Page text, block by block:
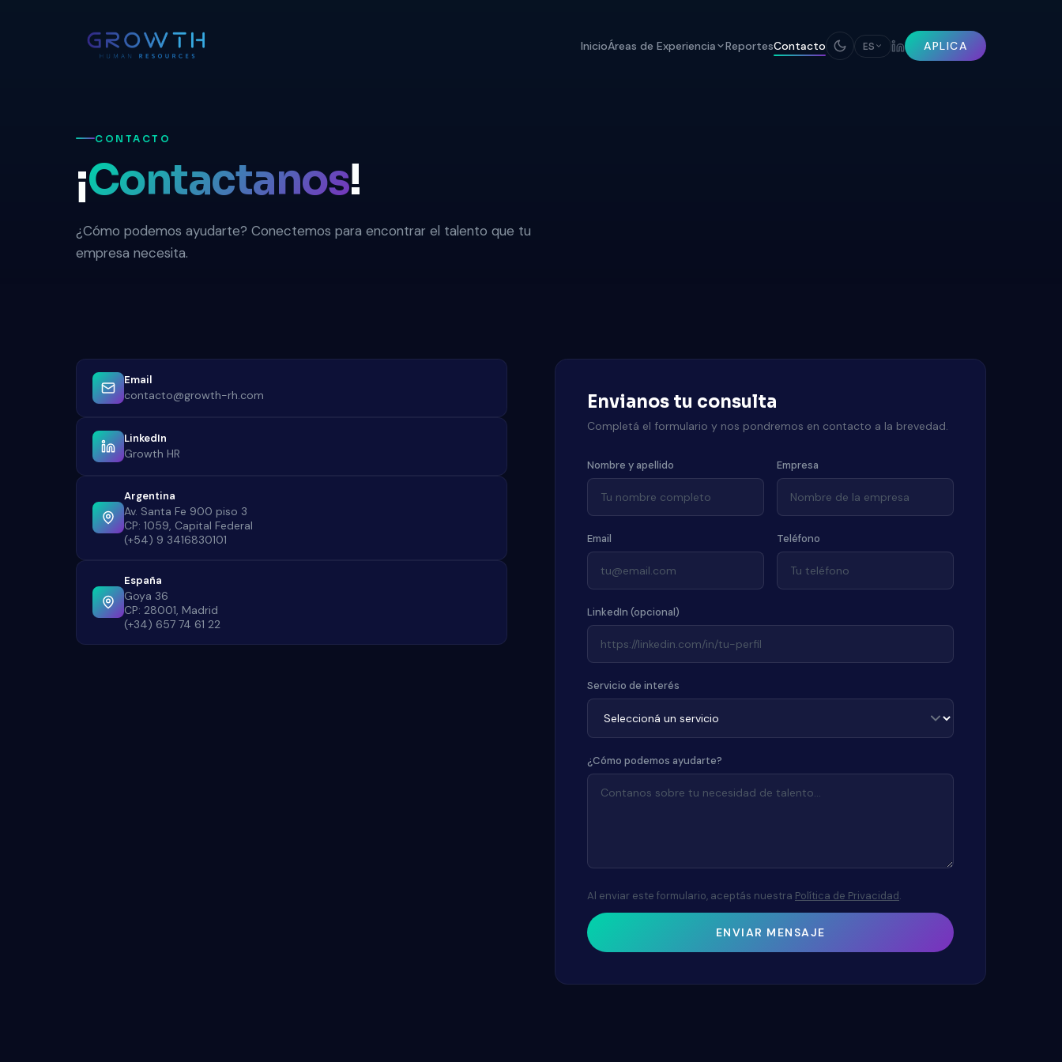
InicioÁreas de Experiencia ReportesContacto ES APLICA
CONTACTO
¡Contactanos!
¿Cómo podemos ayudarte? Conectemos para encontrar el talento que tu
empresa necesita.
Email
contacto@growth-rh.com
LinkedIn
Growth HR
Argentina
Av. Santa Fe 900 piso 3
CP: 1059, Capital Federal
(+54) 9 3416830101
España
Goya 36
CP: 28001, Madrid
(+34) 657 74 61 22
Envianos tu consulta
Completá el formulario y nos pondremos en contacto a la brevedad.
Nombre y apellido Empresa
Email Teléfono
LinkedIn (opcional)
Servicio de interés
¿Cómo podemos ayudarte?
Al enviar este formulario, aceptás nuestra Política de Privacidad.
ENVIAR MENSAJE